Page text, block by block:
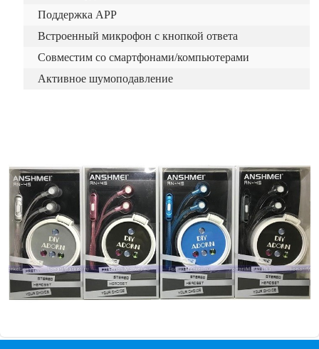
Поддержка APP
Встроенный микрофон с кнопкой ответа
Совместим со смартфонами/компьютерами
Активное шумоподавление